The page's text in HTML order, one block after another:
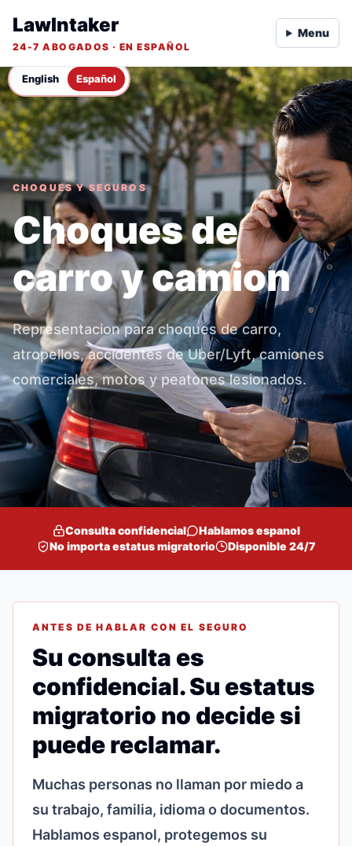
English Español
LawIntaker
24-7 ABOGADOS · EN ESPAÑOL
Menu
CHOQUES Y SEGUROS
Choques de
carro y camion
Representacion para choques de carro,
atropellos, accidentes de Uber/Lyft, camiones
comerciales, motos y peatones lesionados.
Consulta confidencial
Hablamos espanol
No importa estatus migratorio
Disponible 24/7
ANTES DE HABLAR CON EL SEGURO
Su consulta es
confidencial. Su estatus
migratorio no decide si
puede reclamar.
Muchas personas no llaman por miedo a
su trabajo, familia, idioma o documentos.
Hablamos espanol, protegemos su